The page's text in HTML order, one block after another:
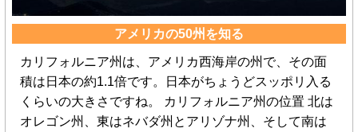
アメリカの50州を知る
カリフォルニア州は、アメリカ西海岸の州で、その面
積は日本の約1.1倍です。日本がちょうどスッポリ入る
くらいの大きさですね。 カリフォルニア州の位置 北は
オレゴン州、東はネバダ州とアリゾナ州、そして南は